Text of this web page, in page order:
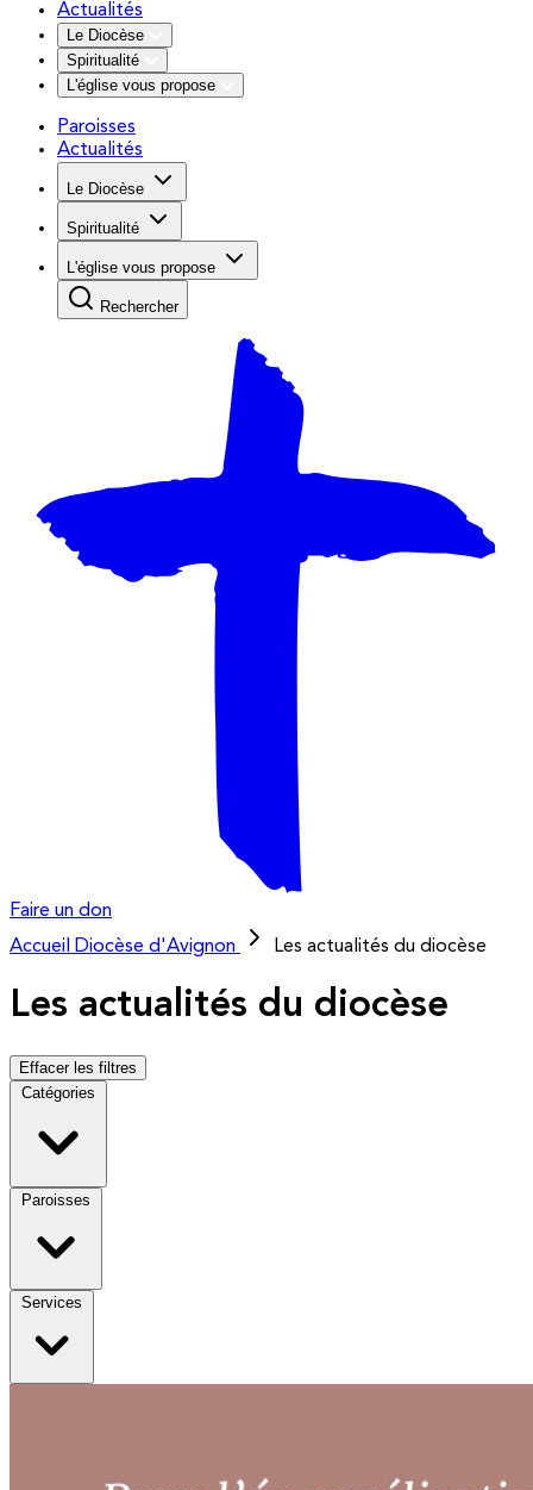
Actualités
Le Diocèse
Spiritualité
L'église vous propose
Paroisses
Actualités
Le Diocèse
Spiritualité
L'église vous propose
Rechercher
Faire un don
Accueil
Diocèse d'Avignon Les actualités du diocèse
Les actualités du diocèse
Effacer les filtres
Catégories
Paroisses
Services